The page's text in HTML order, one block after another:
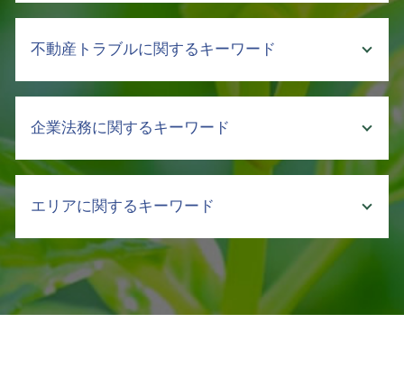
支払督促 流れ
不良債権 回収
支払い 催促
債権回収 流れ
強制執行 通知
債権 取立
弁護士 回収 委託
回収 交渉
債権回収 督促
弁護士に依頼するメリット
介護 企業 支援
介護 トラブル
介護 事故 弁護士
介護施設 転倒 損害賠償
介護 現場 問題
介護事故 死亡
介護事業 労働問題 弁護士
介護 訴訟
不動産トラブルに関するキーワード
不動産 遺産 分割
不動産 賃貸 契約
立ち退き
土地 契約書
不動産トラブル 法律相談
賃貸 立ち退き
企業法務に関するキーワード
顧問弁護士 社員の相談
ハラスメント 種類 厚生労働省
事業継承 契約書
コーポレートガバナンス 内部統制
企業法務 法律事務所
エリアに関するキーワード
法律問題 弁護士 相談 渋谷区
顧問弁護士 弁護士 相談 文京区
企業法務 弁護士 相談 文京区